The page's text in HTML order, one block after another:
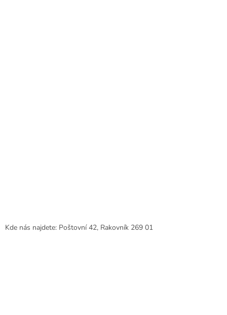
Kde nás najdete: Poštovní 42, Rakovník 269 01